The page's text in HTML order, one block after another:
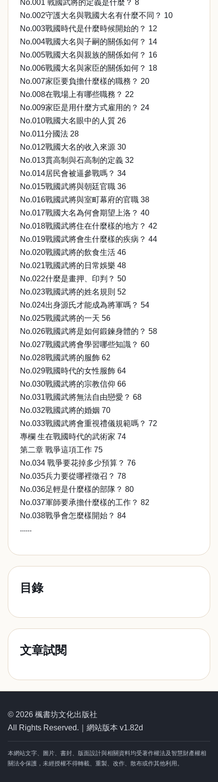
No.001 戰國武將的定義是什麼？ 8
No.002守護大名與戰國大名有什麼不同？ 10
No.003戰國時代是什麼時候開始的？ 12
No.004戰國大名與子嗣的關係如何？ 14
No.005戰國大名與親族的關係如何？ 16
No.006戰國大名與家臣的關係如何？ 18
No.007家臣要負擔什麼樣的職務？ 20
No.008在戰場上有哪些職務？ 22
No.009家臣是用什麼方式雇用的？ 24
No.010戰國大名眼中的人質 26
No.011分國法 28
No.012戰國大名的收入來源 30
No.013貫高制與石高制的定義 32
No.014居民會被逼參戰嗎？ 34
No.015戰國武將與朝廷官職 36
No.016戰國武將與室町幕府的官職 38
No.017戰國大名為何會期望上洛？ 40
No.018戰國武將住在什麼樣的地方？ 42
No.019戰國武將會生什麼樣的疾病？ 44
No.020戰國武將的飲食生活 46
No.021戰國武將的日常娛樂 48
No.022什麼是畫押、印判？ 50
No.023戰國武將的姓名規則 52
No.024出身源氏才能成為將軍嗎？ 54
No.025戰國武將的一天 56
No.026戰國武將是如何鍛鍊身體的？ 58
No.027戰國武將會學習哪些知識？ 60
No.028戰國武將的服飾 62
No.029戰國時代的女性服飾 64
No.030戰國武將的宗教信仰 66
No.031戰國武將無法自由戀愛？ 68
No.032戰國武將的婚姻 70
No.033戰國武將會重視禮儀規範嗎？ 72
專欄 生在戰國時代的武術家 74
第二章 戰爭這項工作 75
No.034 戰爭要花掉多少預算？ 76
No.035兵力要從哪裡徵召？ 78
No.036足輕是什麼樣的部隊？ 80
No.037軍師要承擔什麼樣的工作？ 82
No.038戰爭會怎麼樣開始？ 84
......
目錄
文章試閱
© 2026 楓書坊文化出版社
All Rights Reserved.｜網站版本 v1.82d
本網站文字、圖片、書封、版面設計與相關資料均受著作權法及智慧財產權相
關法令保護，未經授權不得轉載、重製、改作、散布或作其他利用。